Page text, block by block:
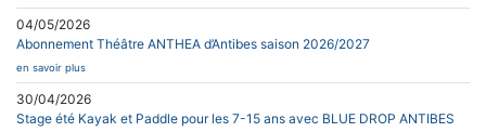
04/05/2026
Abonnement Théâtre ANTHEA d’Antibes saison 2026/2027
en savoir plus
30/04/2026
Stage été Kayak et Paddle pour les 7-15 ans avec BLUE DROP ANTIBES